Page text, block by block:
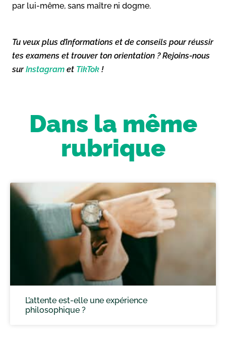
par lui-même, sans maître ni dogme.
Tu veux plus d’informations et de conseils pour réussir
tes examens et trouver ton orientation ? Rejoins-nous
surInstagram et TikTok !
Dans la même
rubrique
L’attente est-elle une expérience
philosophique ?